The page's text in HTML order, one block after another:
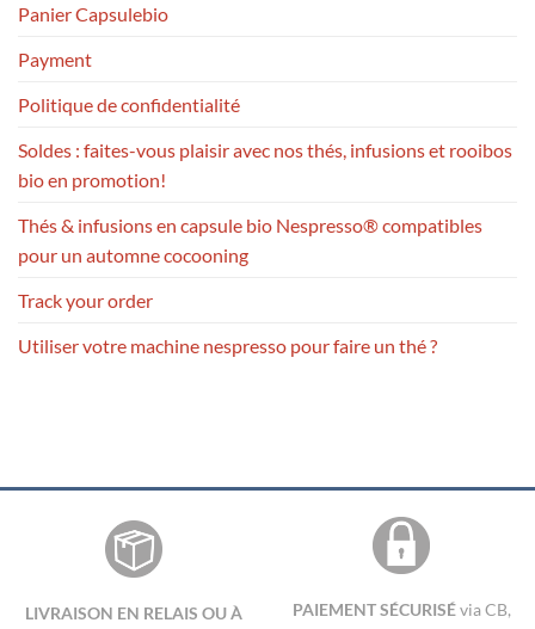
Panier Capsulebio
Payment
Politique de confidentialité
Soldes : faites-vous plaisir avec nos thés, infusions et rooibos
bio en promotion!
Thés & infusions en capsule bio Nespresso® compatibles
pour un automne cocooning
Track your order
Utiliser votre machine nespresso pour faire un thé ?
LIVRAISON EN RELAIS OU À
PAIEMENT SÉCURISÉvia CB,